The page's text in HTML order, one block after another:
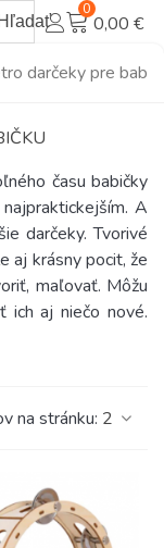
Hľadať
0
0,00 €
darčeky pre
času babičky
A
darčeky. Tvorivé
aj krásny pocit, že
maľovať. Môžu
ich aj niečo nové.
na stránku: 2